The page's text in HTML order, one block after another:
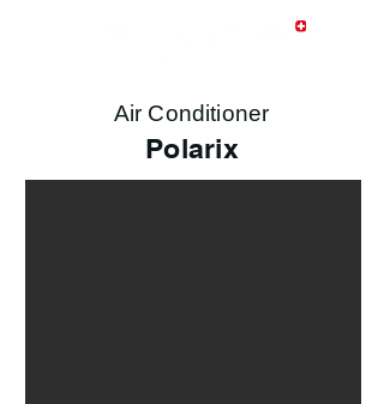
Air Conditioner
Polarix